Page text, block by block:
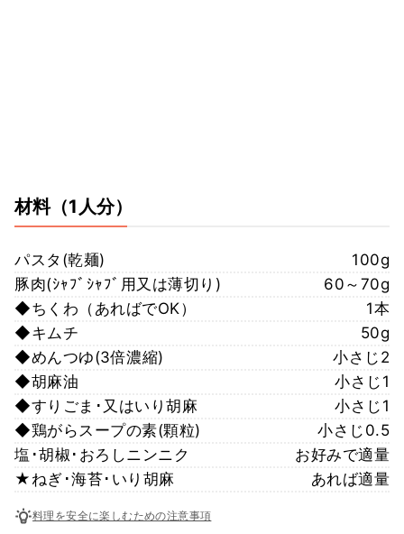
材料（1人分）
パスタ(乾麺)
100g
豚肉(ｼｬﾌﾞｼｬﾌﾞ用又は薄切り)
60～70g
◆ちくわ（あればでOK）
1本
◆キムチ
50g
◆めんつゆ(3倍濃縮)
小さじ2
◆胡麻油
小さじ1
◆すりごま･又はいり胡麻
小さじ1
◆鶏がらスープの素(顆粒)
小さじ0.5
塩･胡椒･おろしニンニク
お好みで適量
★ねぎ･海苔･いり胡麻
あれば適量
料理を安全に楽しむための注意事項